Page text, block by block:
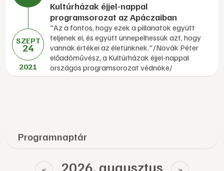
SZEPT
24
2021
Kultúrházak éjjel-nappal
programsorozat az Apáczaiban
"Az a fontos, hogy ezek a pillanatok együtt
teljenek el, és együtt ünnepelhessük azt, hogy
vannak értékei az életünknek."/Novák Péter
előadóművész, a Kultúrházak éjjel-nappal
országos programsorozat védnöke/
Programnaptár
2026. augusztus